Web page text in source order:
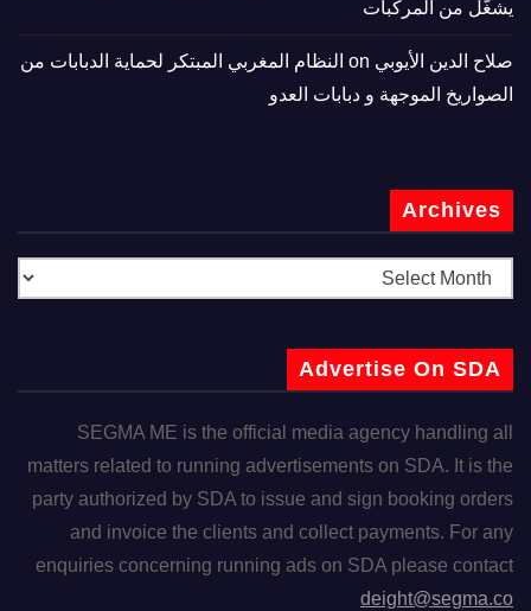
يشغّل من المركبات
صلاح الدين الأيوبي
النظام المغربي المبتكر لحماية الدبابات من
الصواريخ الموجهة و دبابات العدو
Archives
Advertise On SDA
SEGMA ME is the official media agency handling all
matters related to running advertisements on SDA. It is the
party authorized by SDA to issue and sign booking orders
and invoice the clients and collect payments. For any
enquiries concerning running ads on SDA please contact
deight@segma.co